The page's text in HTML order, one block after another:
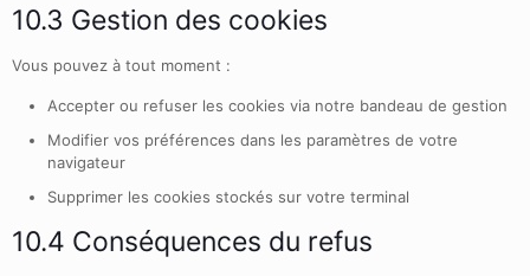
10.3 Gestion des cookies
Vous pouvez à tout moment :
Accepter ou refuser les cookies via notre bandeau de gestion
Modifier vos préférences dans les paramètres de votre
navigateur
Supprimer les cookies stockés sur votre terminal
10.4 Conséquences du refus